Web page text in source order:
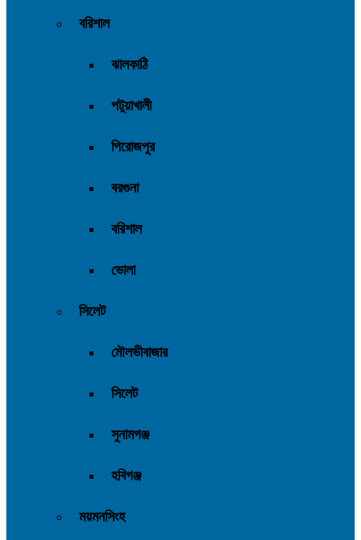
বরিশাল
ঝালকাঠি
পটুয়াখালী
পিরোজপুর
বরগুনা
বরিশাল
ভোলা
সিলেট
মৌলভীবাজার
সিলেট
সুনামগঞ্জ
হবিগঞ্জ
ময়মনসিংহ